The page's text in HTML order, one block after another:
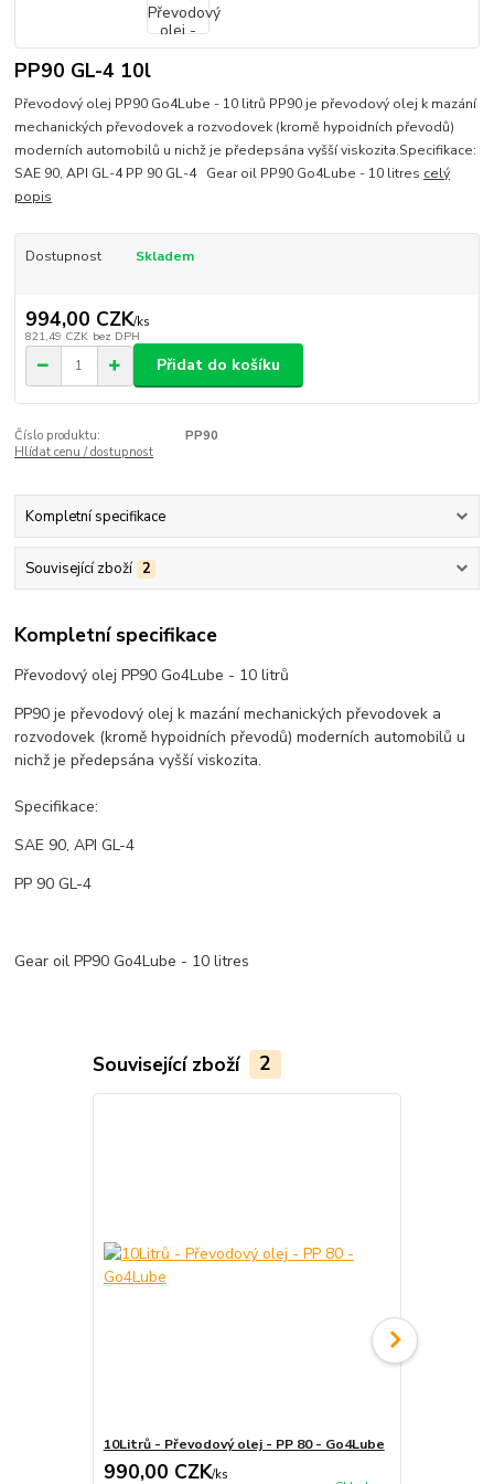
PP90 GL-4 10l
Převodový olej PP90 Go4Lube - 10 litrů PP90 je převodový olej k mazání
mechanických převodovek a rozvodovek (kromě hypoidních převodů)
moderních automobilů u nichž je předepsána vyšší viskozita.Specifikace:
SAE 90, API GL-4 PP 90 GL-4 Gear oil PP90 Go4Lube - 10 litres celý
popis
Dostupnost Skladem
994,00 CZK/ks
821,49 CZK bez DPH
Přidat do košíku
Číslo produktu:
PP90
Hlídat cenu / dostupnost
Kompletní specifikace
Související zboží 2
Kompletní specifikace
Převodový olej PP90 Go4Lube - 10 litrů
PP90 je převodový olej k mazání mechanických převodovek a
rozvodovek (kromě hypoidních převodů) moderních automobilů u
nichž je předepsána vyšší viskozita.
Specifikace:
SAE 90, API GL-4
PP 90 GL-4
Gear oil PP90 Go4Lube - 10 litres
Související zboží 2
10Litrů - Převodový olej - PP 80 - Go4Lube
990,00 CZK/ks